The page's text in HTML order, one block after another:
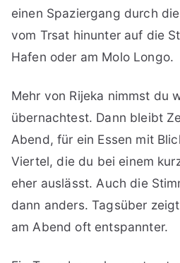
einen Spaziergang durch
vom Trsat hinunter auf die
Hafen oder am Molo Longo.
Mehr von Rijeka nimmst du
übernachtest. Dann bleibt
Abend, für ein Essen mit
Viertel, die du bei einem
eher auslässt. Auch die
dann anders. Tagsüber
am Abend oft entspannter.